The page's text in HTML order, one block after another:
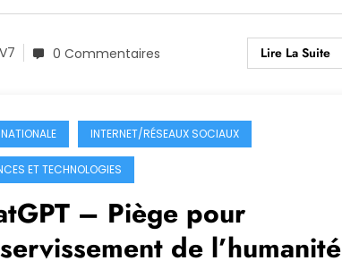
0 Commentaires Lire La Suite
INTERNET/RÉSEAUX SOCIAUX
ET TECHNOLOGIES
– Piège pour
de l’humanité